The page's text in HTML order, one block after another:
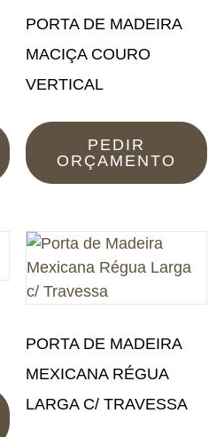
PORTA DE MADEIRA
MACIÇA COURO
VERTICAL
PEDIR
ORÇAMENTO
PORTA DE MADEIRA
MEXICANA RÉGUA
LARGA C/ TRAVESSA